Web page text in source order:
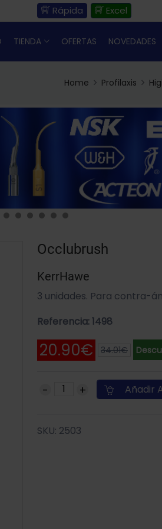
Rápida Excel
TIENDA OFERTAS NOVEDADES
Home Profilaxis
Occlubrush
KerrHawe
3 unidades. Para contra-
Referencia: 1498
20.90€ 34.01€
Añadir
SKU: 2503